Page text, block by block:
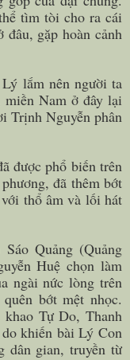
tìm tòi cho ra cái
gặp hoàn cảnh
lắm nên người ta
miền Nam ở đây lại
Trịnh Nguyễn phân
được phổ biến trên
đã thêm bớt
thổ âm và lối hát
Quảng (Quảng
Huệ chọn làm
ngài nức lòng trên
bớt mệt nhọc.
Tự Do, Thanh
khiến bài Lý Con
dân gian, truyền từ